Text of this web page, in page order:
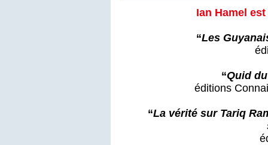
Ian Hamel
“Les
“Quid
éditions
“La vérité sur Tariq